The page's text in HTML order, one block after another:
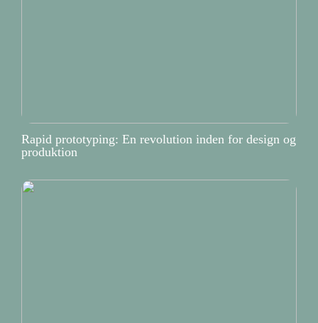
Rapid prototyping: En revolution inden for design og
produktion